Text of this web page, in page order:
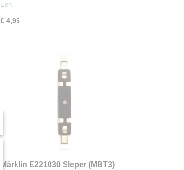
Een…
€ 4,95
Märklin E221030 Sleper (MBT3)